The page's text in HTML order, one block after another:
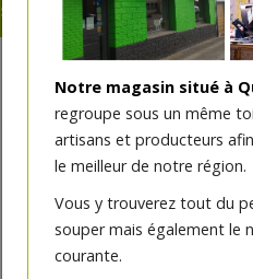
SOINS ET HYGIÈNE DU CORPS
Notre magasin situé à
regroupe sous un même
artisans et producteurs
le meilleur de notre région.
Vous y trouverez tout du
souper mais également le
courante.